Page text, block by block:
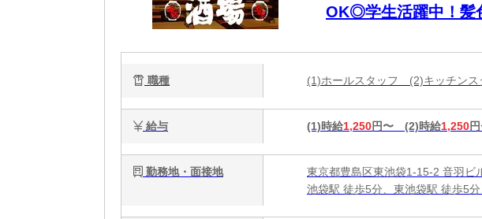
OK◎学生活躍中！髪
職種 (1)ホールスタッフ (2)キッチン
給与 (1)時給1,250円〜 (2)時給1,250
勤務地・面接地
東京都豊島区東池袋1-15-2 音羽ビ
池袋駅 徒歩5分、東池袋駅 徒歩5